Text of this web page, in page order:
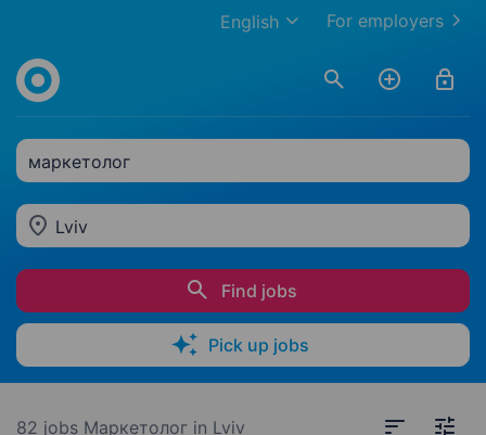
For employers
English
маркетолог
Lviv
Find jobs
Pick up jobs
82 jobs Маркетолог in Lviv